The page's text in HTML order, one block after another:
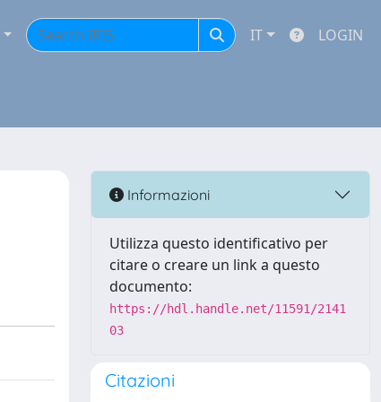
IT LOGIN
Informazioni
Utilizza questo identificativo per
citare o creare un link a questo
documento:
https://hdl.handle.net/11591/2141
03
Citazioni